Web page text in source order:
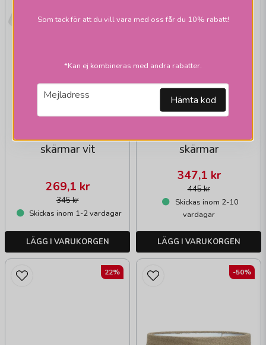
PR HOME
skärmar vit
345 kr
269,1 kr
Skickas inom 1-2 vardagar
LÄGG I VARUKORGEN
PR HOME
skärmar
445 kr
347,1 kr
Skickas inom 2-10
vardagar
LÄGG I VARUKORGEN
22% -50%
Som tack för att du vill vara med oss får du 10% rabatt!
*Kan ej kombineras med andra rabatter.
email
Mejladress Hämta kod